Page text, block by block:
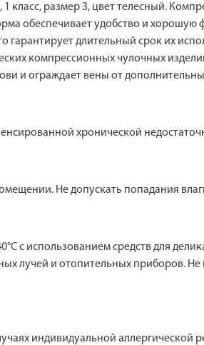
1 класс, размер 3, цвет телесный.
обеспечивает удобство и хорошую
гарантирует длительный срок их
компрессионных чулочных
и ограждает вены от
хронической
Не допускать попадания
с использованием средств для
лучей и отопительных приборов.
индивидуальной